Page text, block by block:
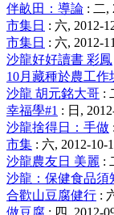
伴畝田：導論 : 二,
市集日 : 六, 2012-
市集日 : 六, 2012-
沙龍好好讀書 彩鳳
10月藏種於農工作
沙龍 胡元銘大哥 :
幸福學#1 : 日,
沙龍捨得日：手做
市集 : 六, 2012-10-
沙龍農友日 美麗 :
沙龍：保健食品須
合歡山豆腐健行 :
做豆腐 : 四, 2012-